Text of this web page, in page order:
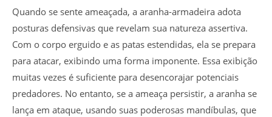
Quando se sente ameaçada, a aranha-armadeira adota
posturas defensivas que revelam sua natureza assertiva.
Com o corpo erguido e as patas estendidas, ela se prepara
para atacar, exibindo uma forma imponente. Essa exibição
muitas vezes é suficiente para desencorajar potenciais
predadores. No entanto, se a ameaça persistir, a aranha se
lança em ataque, usando suas poderosas mandíbulas, que